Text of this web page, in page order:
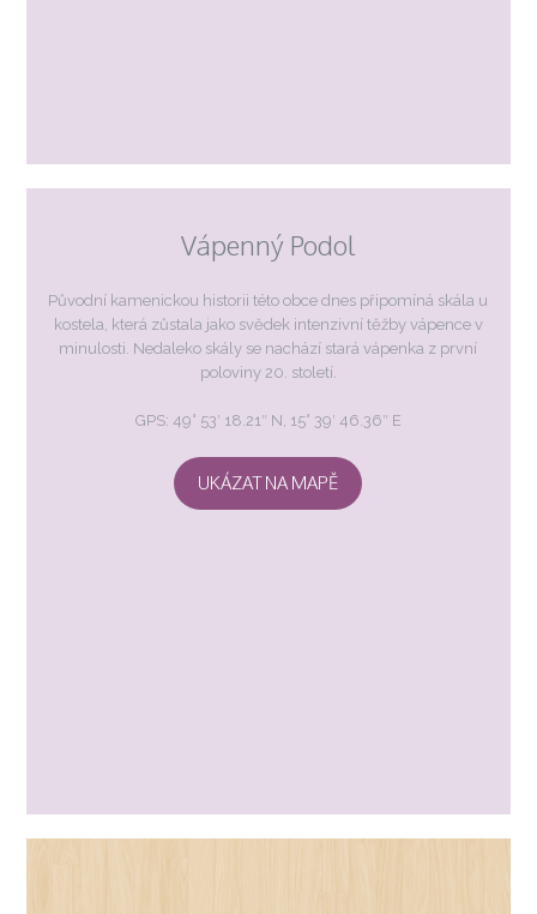
Vápenný Podol
Původní kamenickou historii této obce dnes připomíná skála u
kostela, která zůstala jako svědek intenzivní těžby vápence v
minulosti. Nedaleko skály se nachází stará vápenka z první
poloviny 20. století.
GPS: 49° 53′ 18.21″ N, 15° 39′ 46.36″ E
UKÁZAT NA MAPĚ